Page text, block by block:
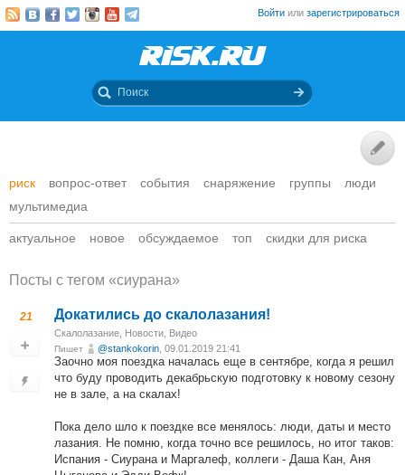
Войти или зарегистрироваться
риск вопрос-ответ события снаряжение группы
люди
мультимедиа
актуальное новое обсуждаемое топ скидки для риска
Посты c тегом «сиурана»
21 Докатились до скалолазания!
Скалолазание Новости Видео
Пишет @stankokorin , 09.01.2019 21:41
Заочно моя поездка началась еще в сентябре, когда я решил
что буду проводить декабрьскую подготовку к новому сезону
не в зале, а на скалах!
Пока дело шло к поездке все менялось: люди, даты и место
лазания. Не помню, когда точно все решилось, но итог таков:
Испания - Сиурана и Маргалеф, коллеги - Даша Кан, Аня